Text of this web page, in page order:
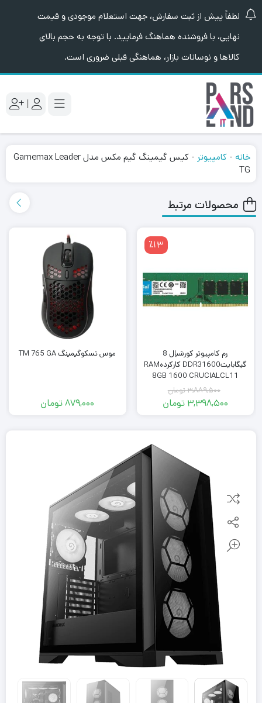
لطفاً پیش از ثبت سفارش، جهت استعلام موجودی و قیمت
نهایی، با فروشنده هماهنگ فرمایید. با توجه به حجم بالای
کالاها و نوسانات بازار، هماهنگی قبلی ضروری است.
|
خانه - کامپیوتر -
کیس گیمینگ گیم مکس مدل Gamemax Leader
TG
محصولات مرتبط
٪13
رم کامپیوتر کورشیال 8
گیگابایتDDR31600 کارکردهRAM
8GB 1600 CRUCIALCL11
3,889,500تومان
بود.
3,398,500 تومان
موس تسکوگیمینگ TM 765 GA
879,000تومان